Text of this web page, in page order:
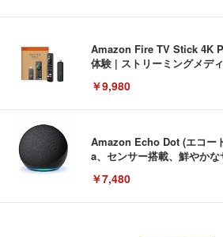
Amazon Fire TV Stick 4K
体験 | ストリーミングメデ
￥9,980
Amazon Echo Dot (エコー
a、センサー搭載、鮮やか
￥7,480